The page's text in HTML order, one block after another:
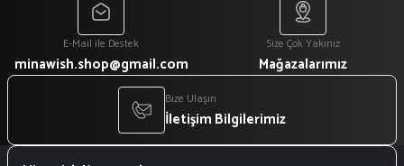
E-Mail ile Destek
minawish.shop@gmail.com
Size Çok Yakınız
Mağazalarımız
Bize Ulaşın
İletişim Bilgilerimiz